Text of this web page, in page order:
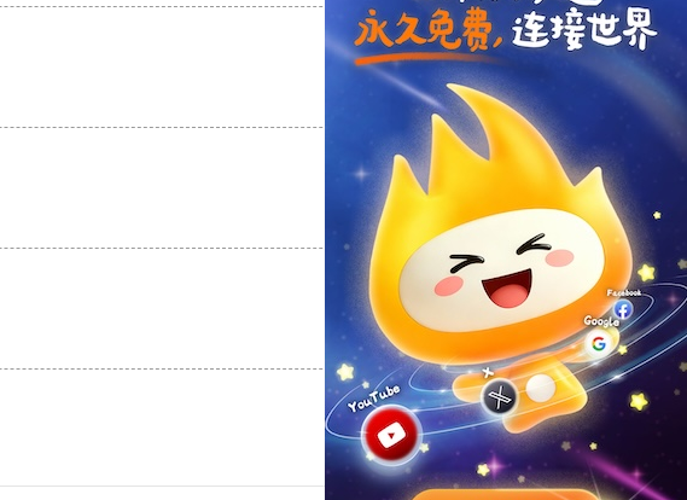
支持
反对 [0]
支持[0] 反对[0]